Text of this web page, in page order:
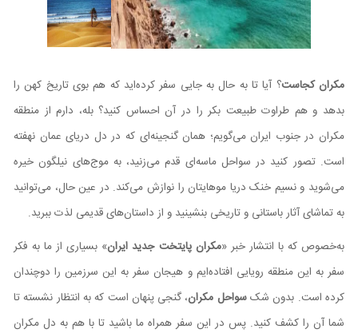
مکران کجاست؟ آیا تا به حال به جایی سفر کرده‌اید که هم بوی تاریخ کهن را
بدهد و هم طراوت طبیعت بکر را در آن احساس کنید؟ بله، دارم از منطقه
مکران در جنوب ایران می‌گویم؛ همان گنجینه‌ای که در دل دریای عمان نهفته
است. تصور کنید در سواحل ماسه‌ای قدم می‌زنید، به موج‌های نیلگون خیره
می‌شوید و نسیم خنک دریا موهایتان را نوازش می‌کند. در عین حال، می‌توانید
به تماشای آثار باستانی و تاریخی بنشینید و از داستان‌های قدیمی لذت ببرید.
به‌خصوص که با انتشار خبر «مکران پایتخت جدید ایران» بسیاری از ما به فکر
سفر به این منطقه رویایی افتاده‌ایم و هیجان سفر به این سرزمین را دوچندان
کرده است. بدون شکسواحل مکران، گنجی پنهان است که به انتظار نشسته تا
شما آن را کشف کنید. پس در این سفر همراه ما باشید تا با هم به دل مکران